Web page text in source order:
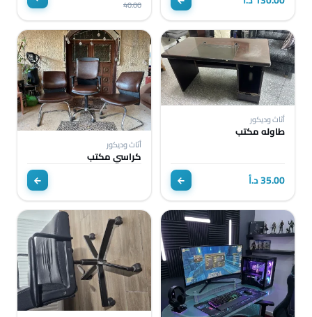
40.00
أثاث وديكور
طاوله مكتب
35.00 د.أ
أثاث وديكور
كراسي مكتب